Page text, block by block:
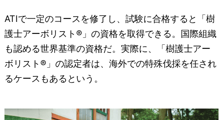
ATIで一定のコースを修了し、試験に合格すると「樹
護士アーボリスト®」の資格を取得できる。国際組織
も認める世界基準の資格だ。実際に、「樹護士アー
ボリスト®」の認定者は、海外での特殊伐採を任され
るケースもあるという。